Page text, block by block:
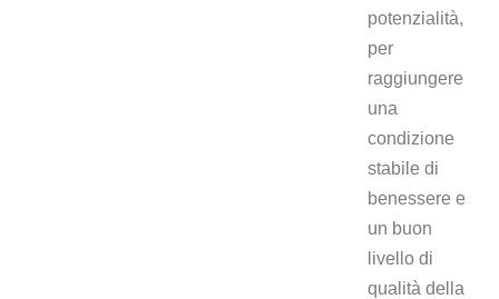
potenzialità,
per
raggiungere
una
condizione
stabile di
benessere e
un buon
livello di
qualità della